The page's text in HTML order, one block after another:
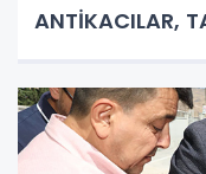
ANTİKACILAR,